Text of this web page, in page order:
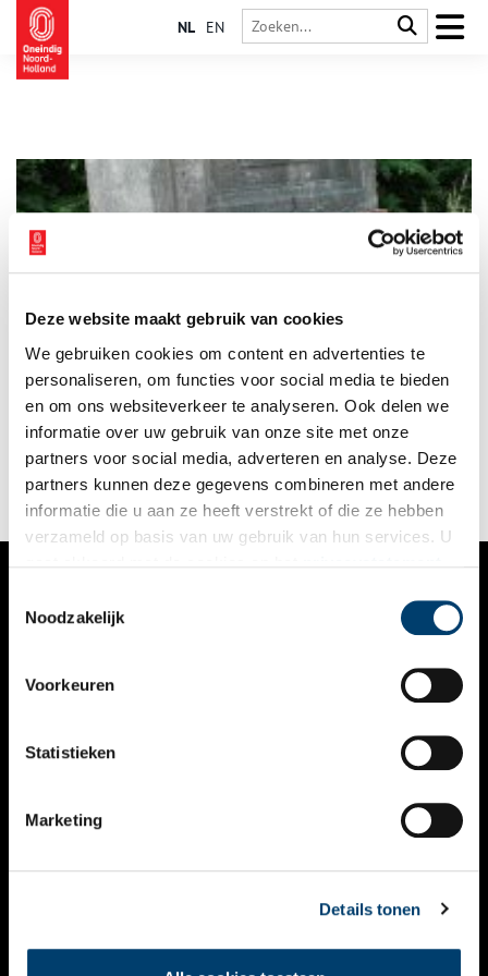
Deze website maakt gebruik van cookies
We gebruiken cookies om content en advertenties te
personaliseren, om functies voor social media te bieden
en om ons websiteverkeer te analyseren. Ook delen we
informatie over uw gebruik van onze site met onze
partners voor social media, adverteren en analyse. Deze
partners kunnen deze gegevens combineren met andere
informatie die u aan ze heeft verstrekt of die ze hebben
verzameld op basis van uw gebruik van hun services. U
Noodzakelijk
Voorkeuren
Statistieken
Marketing
Details tonen
NL EN
10 januari 1525. Ael Heynricxdochter hoort het vonnis
onbewogen aan. Zij zal met “een trommel en door ’s Heeren
Dienaren ter stad uitgeleid” worden, een gepaste straf voor
haar gevloek. Gedurende twee jaren zal zij niet mogen
terugkeren naar de stad Amsterdam.
VERHALEN
KALENDER
THEMA’S
VIDEO’S
CONTACT